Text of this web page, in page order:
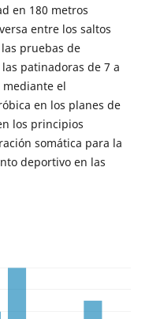
en 180 metros
entre los saltos
pruebas de
patinadoras de 7 a
el
en los planes de
los principios
somática para la
deportivo en las